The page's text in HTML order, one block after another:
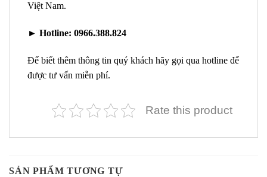
Việt Nam.
► Hotline: 0966.388.824
Để biết thêm thông tin quý khách hãy gọi qua hotline để
được tư vấn miễn phí.
Rate this product
SẢN PHẨM TƯƠNG TỰ